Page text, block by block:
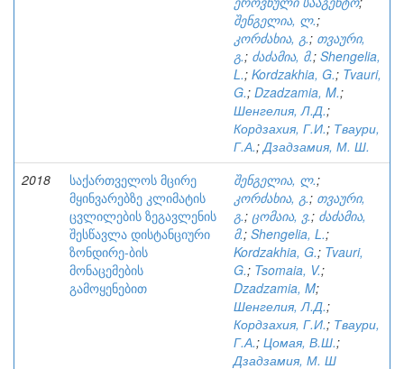
შენგელია, ლ.;
კორძახია, გ.; თვაური,
გ.; ძაძამია, მ.; Shengelia,
L.; Kordzakhia, G.; Tvauri,
G.; Dzadzamia, M.;
Шенгелия, Л.Д.;
Кордзахия, Г.И.; Тваури,
Г.А.;Дзадзамия, М. Ш.
2018
საქართველოს მცირე
მყინვარებზე კლიმატის
ცვლილების ზეგავლენის
შესწავლა დისტანციური
ზონდირე-ბის
მონაცემების
გამოყენებით
შენგელია, ლ.;
კორძახია, გ.; თვაური,
გ.; ცომაია, ვ.; ძაძამია,
მ.; Shengelia, L.;
Kordzakhia, G.; Tvauri,
G.; Tsomaia, V.;
Dzadzamia, M;
Шенгелия, Л.Д.;
Кордзахия, Г.И.; Тваури,
Г.А.; Цомая, В.Ш.;
Дзадзамия, М. Ш